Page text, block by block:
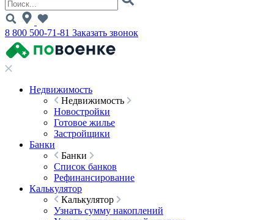
8 800 500-71-81 Заказать звонок
Недвижимость
Недвижимость
Новостройки
Готовое жилье
Застройщики
Банки
Банки
Список банков
Рефинансирование
Калькулятор
Калькулятор
Узнать сумму накоплений